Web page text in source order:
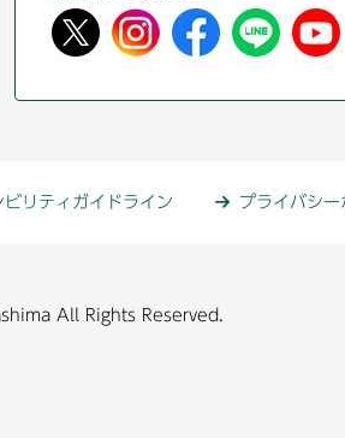
ビリティガイドライン プライバシー
All Rights Reserved.